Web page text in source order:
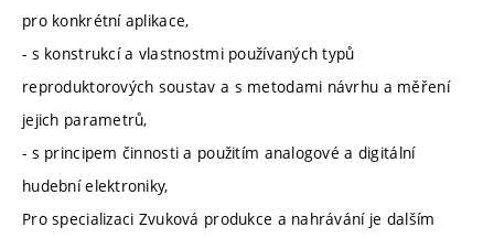
pro konkrétní aplikace,
- s konstrukcí a vlastnostmi používaných typů
reproduktorových soustav a s metodami návrhu a měření
jejich parametrů,
- s principem činnosti a použitím analogové a digitální
hudební elektroniky,
Pro specializaci Zvuková produkce a nahrávání je dalším